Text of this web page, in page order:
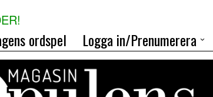
ordspel Logga in/Prenumerera